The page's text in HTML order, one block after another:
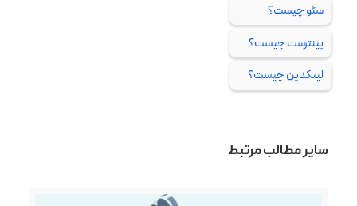
سئو چیست؟
پینترست چیست؟
لینکدین چیست؟
سایر مطالب مرتبط